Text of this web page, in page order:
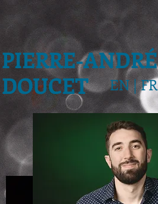
PIERRE-ANDRÉ
DOUCET
EN|FR